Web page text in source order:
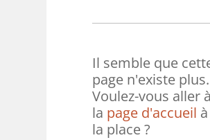
Il semble que
page n'existe plus.
Voulez-vous aller à
la page d'accueil à
la place ?